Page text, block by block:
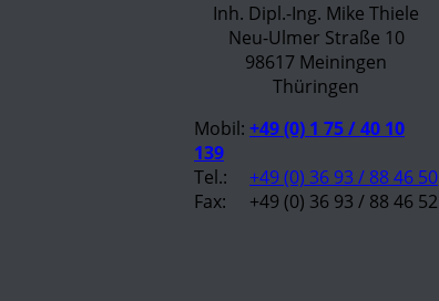
Inh. Dipl.-Ing. Mike Thiele
Neu-Ulmer Straße 10
98617 Meiningen
Thüringen
Mobil: +49 (0) 1 75 / 40 10
139
Tel.:
+49 (0) 36 93 / 88 46 50
Fax:
+49 (0) 36 93 / 88 46 52